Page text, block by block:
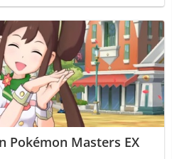
Pokémon Masters EX